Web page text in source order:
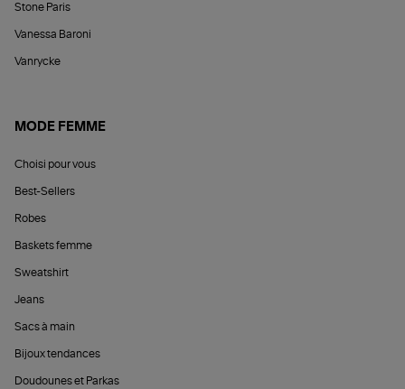
Stone Paris
Vanessa Baroni
Vanrycke
MODE FEMME
Choisi pour vous
Best-Sellers
Robes
Baskets femme
Sweatshirt
Jeans
Sacs à main
Bijoux tendances
Doudounes et Parkas